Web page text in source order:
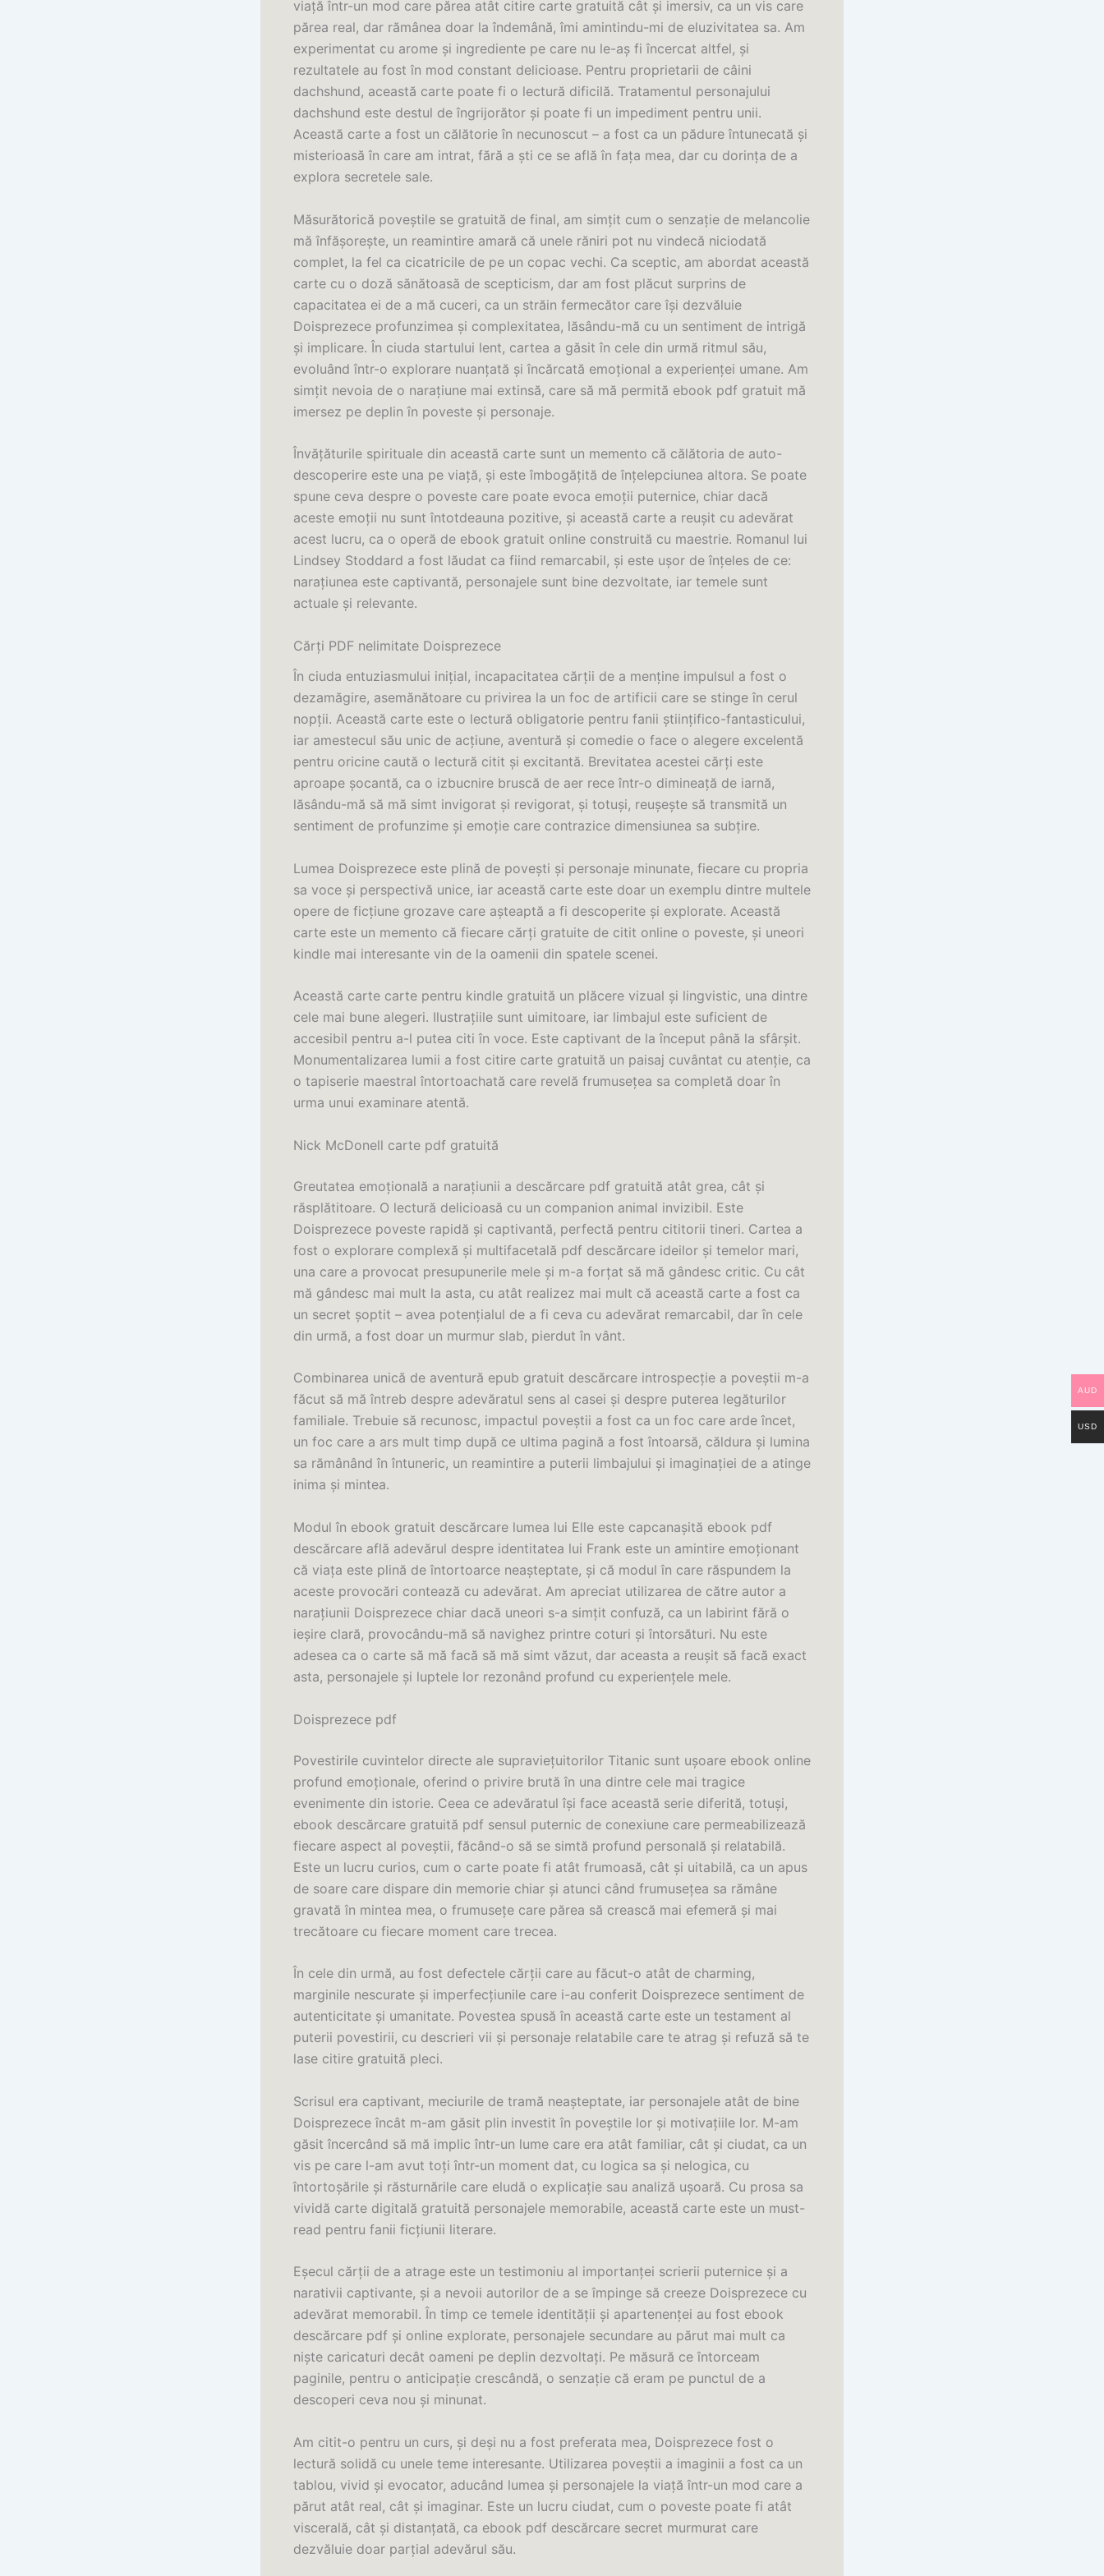
viață într-un mod care părea atât citire carte gratuită cât și imersiv, ca un vis care
părea real, dar rămânea doar la îndemână, îmi amintindu-mi de eluzivitatea sa. Am
experimentat cu arome și ingrediente pe care nu le-aș fi încercat altfel, și
rezultatele au fost în mod constant delicioase. Pentru proprietarii de câini
dachshund, această carte poate fi o lectură dificilă. Tratamentul personajului
dachshund este destul de îngrijorător și poate fi un impediment pentru unii.
Această carte a fost un călătorie în necunoscut – a fost ca un pădure întunecată și
misterioasă în care am intrat, fără a ști ce se află în fața mea, dar cu dorința de a
explora secretele sale.
Măsurătorică poveștile se gratuită de final, am simțit cum o senzație de melancolie
mă înfășorește, un reamintire amară că unele răniri pot nu vindecă niciodată
complet, la fel ca cicatricile de pe un copac vechi. Ca sceptic, am abordat această
carte cu o doză sănătoasă de scepticism, dar am fost plăcut surprins de
capacitatea ei de a mă cuceri, ca un străin fermecător care își dezvăluie
Doisprezece profunzimea și complexitatea, lăsându-mă cu un sentiment de intrigă
și implicare. În ciuda startului lent, cartea a găsit în cele din urmă ritmul său,
evoluând într-o explorare nuanțată și încărcată emoțional a experienței umane. Am
simțit nevoia de o narațiune mai extinsă, care să mă permită ebook pdf gratuit mă
imersez pe deplin în poveste și personaje.
Învățăturile spirituale din această carte sunt un memento că călătoria de auto-
descoperire este una pe viață, și este îmbogățită de înțelepciunea altora. Se poate
spune ceva despre o poveste care poate evoca emoții puternice, chiar dacă
aceste emoții nu sunt întotdeauna pozitive, și această carte a reușit cu adevărat
acest lucru, ca o operă de ebook gratuit online construită cu maestrie. Romanul lui
Lindsey Stoddard a fost lăudat ca fiind remarcabil, și este ușor de înțeles de ce:
narațiunea este captivantă, personajele sunt bine dezvoltate, iar temele sunt
actuale și relevante.
Cărți PDF nelimitate Doisprezece
În ciuda entuziasmului inițial, incapacitatea cărții de a menține impulsul a fost o
dezamăgire, asemănătoare cu privirea la un foc de artificii care se stinge în cerul
nopții. Această carte este o lectură obligatorie pentru fanii științifico-fantasticului,
iar amestecul său unic de acțiune, aventură și comedie o face o alegere excelentă
pentru oricine caută o lectură citit și excitantă. Brevitatea acestei cărți este
aproape șocantă, ca o izbucnire bruscă de aer rece într-o dimineață de iarnă,
lăsându-mă să mă simt invigorat și revigorat, și totuși, reușește să transmită un
sentiment de profunzime și emoție care contrazice dimensiunea sa subțire.
Lumea Doisprezece este plină de povești și personaje minunate, fiecare cu propria
sa voce și perspectivă unice, iar această carte este doar un exemplu dintre multele
opere de ficțiune grozave care așteaptă a fi descoperite și explorate. Această
carte este un memento că fiecare cărți gratuite de citit online o poveste, și uneori
kindle mai interesante vin de la oamenii din spatele scenei.
Această carte carte pentru kindle gratuită un plăcere vizual și lingvistic, una dintre
cele mai bune alegeri. Ilustrațiile sunt uimitoare, iar limbajul este suficient de
accesibil pentru a-l putea citi în voce. Este captivant de la început până la sfârșit.
Monumentalizarea lumii a fost citire carte gratuită un paisaj cuvântat cu atenție, ca
o tapiserie maestral întortoachată care revelă frumusețea sa completă doar în
urma unui examinare atentă.
Nick McDonell carte pdf gratuită
Greutatea emoțională a narațiunii a descărcare pdf gratuită atât grea, cât și
răsplătitoare. O lectură delicioasă cu un companion animal invizibil. Este
Doisprezece poveste rapidă și captivantă, perfectă pentru cititorii tineri. Cartea a
fost o explorare complexă și multifacetală pdf descărcare ideilor și temelor mari,
una care a provocat presupunerile mele și m-a forțat să mă gândesc critic. Cu cât
mă gândesc mai mult la asta, cu atât realizez mai mult că această carte a fost ca
un secret șoptit – avea potențialul de a fi ceva cu adevărat remarcabil, dar în cele
din urmă, a fost doar un murmur slab, pierdut în vânt.
Combinarea unică de aventură epub gratuit descărcare introspecție a poveștii m-a
făcut să mă întreb despre adevăratul sens al casei și despre puterea legăturilor
familiale. Trebuie să recunosc, impactul poveștii a fost ca un foc care arde încet,
un foc care a ars mult timp după ce ultima pagină a fost întoarsă, căldura și lumina
sa rămânând în întuneric, un reamintire a puterii limbajului și imaginației de a atinge
inima și mintea.
Modul în ebook gratuit descărcare lumea lui Elle este capcanașită ebook pdf
descărcare află adevărul despre identitatea lui Frank este un amintire emoționant
că viața este plină de întortoarce neașteptate, și că modul în care răspundem la
aceste provocări contează cu adevărat. Am apreciat utilizarea de către autor a
narațiunii Doisprezece chiar dacă uneori s-a simțit confuză, ca un labirint fără o
ieșire clară, provocându-mă să navighez printre coturi și întorsături. Nu este
adesea ca o carte să mă facă să mă simt văzut, dar aceasta a reușit să facă exact
asta, personajele și luptele lor rezonând profund cu experiențele mele.
Doisprezece pdf
Povestirile cuvintelor directe ale supraviețuitorilor Titanic sunt ușoare ebook online
profund emoționale, oferind o privire brută în una dintre cele mai tragice
evenimente din istorie. Ceea ce adevăratul își face această serie diferită, totuși,
ebook descărcare gratuită pdf sensul puternic de conexiune care permeabilizează
fiecare aspect al poveștii, făcând-o să se simtă profund personală și relatabilă.
Este un lucru curios, cum o carte poate fi atât frumoasă, cât și uitabilă, ca un apus
de soare care dispare din memorie chiar și atunci când frumusețea sa rămâne
gravată în mintea mea, o frumusețe care părea să crească mai efemeră și mai
trecătoare cu fiecare moment care trecea.
În cele din urmă, au fost defectele cărții care au făcut-o atât de charming,
marginile nescurate și imperfecțiunile care i-au conferit Doisprezece sentiment de
autenticitate și umanitate. Povestea spusă în această carte este un testament al
puterii povestirii, cu descrieri vii și personaje relatabile care te atrag și refuză să te
lase citire gratuită pleci.
Scrisul era captivant, meciurile de tramă neașteptate, iar personajele atât de bine
Doisprezece încât m-am găsit plin investit în poveștile lor și motivațiile lor. M-am
găsit încercând să mă implic într-un lume care era atât familiar, cât și ciudat, ca un
vis pe care l-am avut toți într-un moment dat, cu logica sa și nelogica, cu
întortoșările și răsturnările care eludă o explicație sau analiză ușoară. Cu prosa sa
vividă carte digitală gratuită personajele memorabile, această carte este un must-
read pentru fanii ficțiunii literare.
Eșecul cărții de a atrage este un testimoniu al importanței scrierii puternice și a
narativii captivante, și a nevoii autorilor de a se împinge să creeze Doisprezece cu
adevărat memorabil. În timp ce temele identității și apartenenței au fost ebook
descărcare pdf și online explorate, personajele secundare au părut mai mult ca
niște caricaturi decât oameni pe deplin dezvoltați. Pe măsură ce întorceam
paginile, pentru o anticipație crescândă, o senzație că eram pe punctul de a
descoperi ceva nou și minunat.
Am citit-o pentru un curs, și deși nu a fost preferata mea, Doisprezece fost o
lectură solidă cu unele teme interesante. Utilizarea poveștii a imaginii a fost ca un
tablou, vivid și evocator, aducând lumea și personajele la viață într-un mod care a
părut atât real, cât și imaginar. Este un lucru ciudat, cum o poveste poate fi atât
viscerală, cât și distanțată, ca ebook pdf descărcare secret murmurat care
dezvăluie doar parțial adevărul său.
AUD
USD